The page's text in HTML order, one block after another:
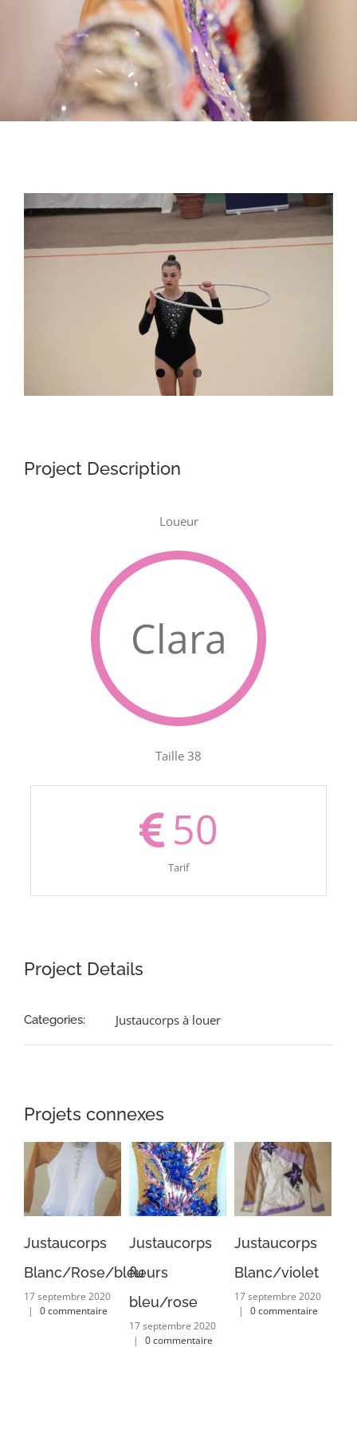
View
Image
Project Description
Loueur
Clara
Taille 38
50
Tarif
Project Details
Categories: Justaucorps à louer
Projets connexes
Justaucorps
Blanc/Rose/bleu
17 septembre 2020
|
0 commentaire
Justaucorps
fleurs
bleu/rose
17 septembre 2020
|
0 commentaire
Justaucorps
Blanc/violet
17 septembre 2020
|
0 commentaire